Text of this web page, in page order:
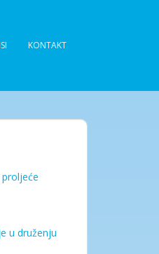
KONTAKT
u druženju